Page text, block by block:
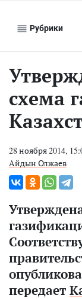
Рубрики
схема
28 ноября 2014,
Айдын Олжаев
передает